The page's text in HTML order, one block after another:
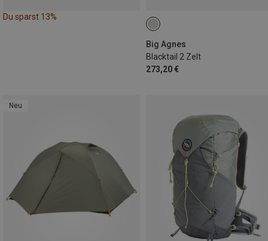
Du sparst 13%
Big Agnes
Blacktail 2 Zelt
273,20 €
Neu